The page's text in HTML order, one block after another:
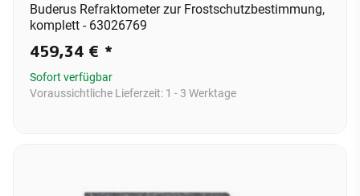
Buderus Refraktometer zur Frostschutzbestimmung,
komplett - 63026769
459,34 € *
Sofort verfügbar
Voraussichtliche Lieferzeit: 1 - 3 Werktage